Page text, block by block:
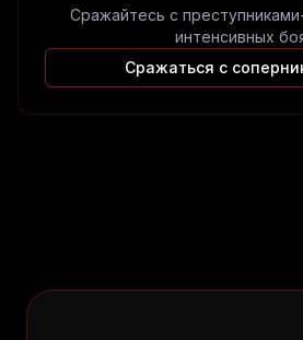
Сражайтесь с
интенсивных
Сражаться с